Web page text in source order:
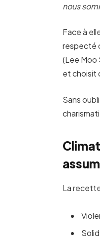
nous
Face à
respecté
(Lee Moo
et choisit
Sans
La